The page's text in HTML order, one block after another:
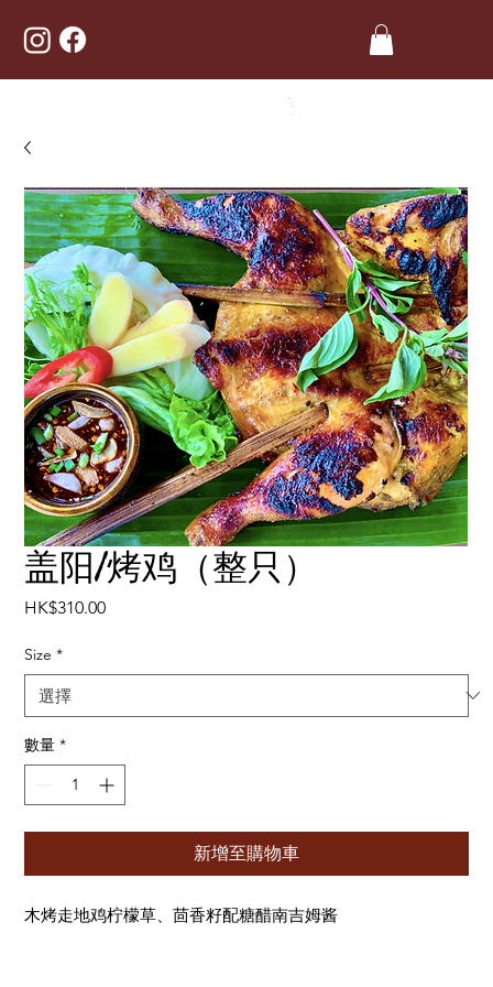
盖阳/烤鸡（整只）
HK$310.00價
Size *
數量 *
新增至購物車
木烤走地鸡柠檬草、茴香籽配糖醋南吉姆酱